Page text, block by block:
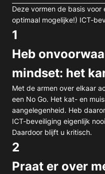
Deze vormen de basis voor
optimaal mogelijke!) ICT-
1
Heb
mindset: het
Met de armen over elkaar
een No Go. Het kat- en
aangelegenheid. Heb
ICT-beveiliging eigenlijk
Daardoor blijft u kritisch.
2
Praat er over